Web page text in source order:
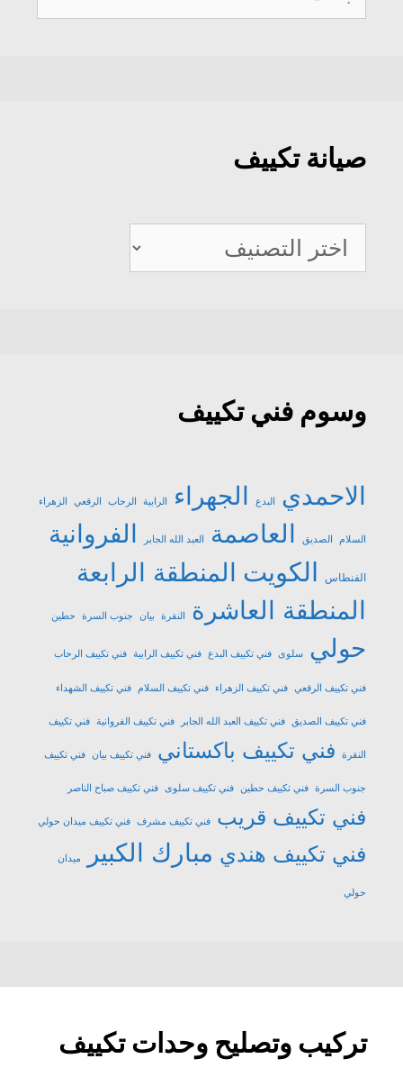
عن:
صيانة تكييف
صيانة
تكييف
وسوم فني تكييف
الاحمدي البدع الجهراء الرابية الرحاب الرقعي الزهراء
السلام الصديق العاصمة العبد الله الجابر الفروانية
الفنطاس الكويت المنطقة الرابعة
المنطقة العاشرة
النقرة بيان جنوب السرة حطين
حولي سلوى فني تكييف البدع فني تكييف الرابية فني تكييف الرحاب
فني تكييف الرقعي فني تكييف الزهراء فني تكييف السلام فني تكييف الشهداء
فني تكييف الصديق فني تكييف العبد الله الجابر فني تكييف الفروانية فني تكييف
النقرة فني تكييف باكستاني فني تكييف بيان فني تكييف
جنوب السرة فني تكييف حطين فني تكييف سلوى فني تكييف صباح الناصر
فني تكييف قريب فني تكييف مشرف فني تكييف ميدان حولي
فني تكييف هندي مبارك الكبير ميدان
حولي
تركيب وتصليح وحدات تكييف